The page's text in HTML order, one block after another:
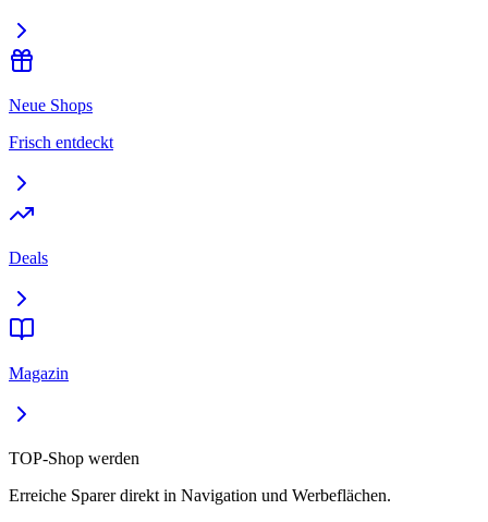
Neue Shops
Frisch entdeckt
Deals
Magazin
TOP-Shop werden
Erreiche Sparer direkt in Navigation und Werbeflächen.